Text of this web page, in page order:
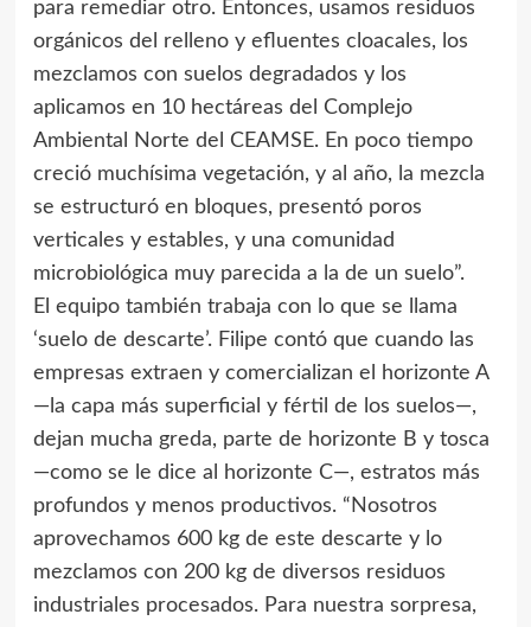
para remediar otro. Entonces, usamos residuos
orgánicos del relleno y efluentes cloacales, los
mezclamos con suelos degradados y los
aplicamos en 10 hectáreas del Complejo
Ambiental Norte del CEAMSE. En poco tiempo
creció muchísima vegetación, y al año, la mezcla
se estructuró en bloques, presentó poros
verticales y estables, y una comunidad
microbiológica muy parecida a la de un suelo”.
El equipo también trabaja con lo que se llama
‘suelo de descarte’. Filipe contó que cuando las
empresas extraen y comercializan el horizonte A
—la capa más superficial y fértil de los suelos—,
dejan mucha greda, parte de horizonte B y tosca
—como se le dice al horizonte C—, estratos más
profundos y menos productivos. “Nosotros
aprovechamos 600 kg de este descarte y lo
mezclamos con 200 kg de diversos residuos
industriales procesados. Para nuestra sorpresa,